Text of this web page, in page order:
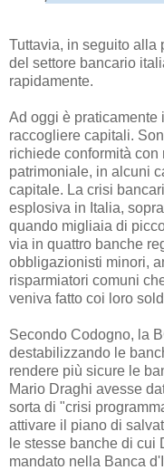
Tuttavia, in seguito alla
del settore bancario
rapidamente.
Ad oggi è
raccogliere capitali.
richiede conformità
patrimoniale, in alcuni
capitale. La crisi
esplosiva in Italia,
quando migliaia di
via in quattro banche
obbligazionisti minori,
risparmiatori comuni
veniva fatto coi loro
Secondo Codogno, la
destabilizzando le
rendere più sicure le
Mario Draghi avesse
sorta di "crisi
attivare il piano di
le stesse banche di cui
mandato nella Banca